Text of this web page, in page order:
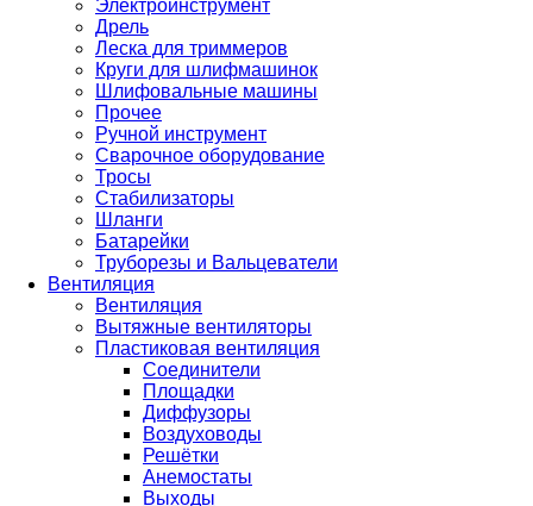
Электроинструмент
Дрель
Леска для триммеров
Круги для шлифмашинок
Шлифовальные машины
Прочее
Ручной инструмент
Сварочное оборудование
Тросы
Стабилизаторы
Шланги
Батарейки
Труборезы и Вальцеватели
Вентиляция
Вентиляция
Вытяжные вентиляторы
Пластиковая вентиляция
Соединители
Площадки
Диффузоры
Воздуховоды
Решётки
Анемостаты
Выходы